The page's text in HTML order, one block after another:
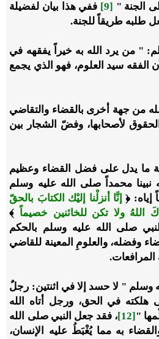
الجنة " [9]
ففي هذا بيان لفضيلة
طلبه طريقاً للجنة.
" من يرد الله به خيراً يفقهه في
الفقه سيد العلوم، فهو الذي يجمع
من جهة أخرى بالقضاء والتقاضي
لأصحابها، وفضّ الشجار بين
ما يدل على فضل القضاء وعظيم
نبينا محمداً صلى الله عليه وسلم
إياه: ﴿ إنَّا أنزلْنا إليْك الكتابَ بالحقّ
اللهُ ولا تكن للخائنين خصيماً ﴾
النبي صلى الله عليه وسلم بالحكم
وفضله، والعلومِ المعينة للقاضي
المرافعات.
وسلم " لا حسد إلا في اثنتين: رجلٌ
هلكته في الحق، ورجل أتاه الله
"
[12]
، فقد جعل النبي صلى الله
به مما يُغْبَطُ عليه الإنسان،